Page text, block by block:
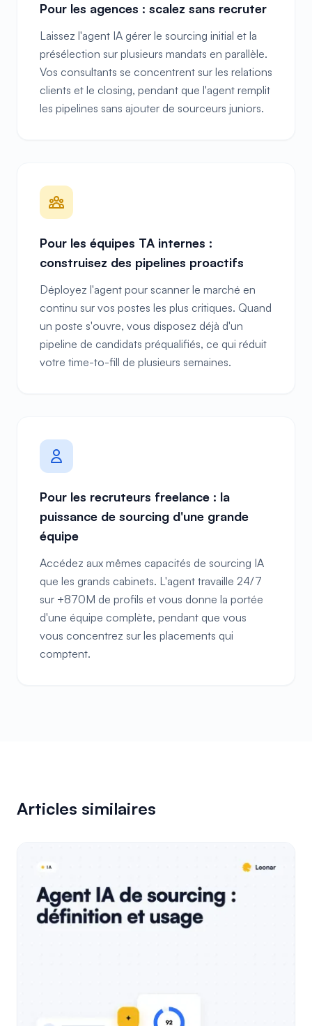
Pour les agences : scalez sans recruter
Laissez l'agent IA gérer le sourcing initial et la
présélection sur plusieurs mandats en parallèle.
Vos consultants se concentrent sur les relations
clients et le closing, pendant que l'agent remplit
les pipelines sans ajouter de sourceurs juniors.
Pour les équipes TA internes :
construisez des pipelines proactifs
Déployez l'agent pour scanner le marché en
continu sur vos postes les plus critiques. Quand
un poste s'ouvre, vous disposez déjà d'un
pipeline de candidats préqualifiés, ce qui réduit
votre time-to-fill de plusieurs semaines.
Pour les recruteurs freelance : la
puissance de sourcing d'une grande
équipe
Accédez aux mêmes capacités de sourcing IA
que les grands cabinets. L'agent travaille 24/7
sur +870M de profils et vous donne la portée
d'une équipe complète, pendant que vous
vous concentrez sur les placements qui
comptent.
Articles similaires